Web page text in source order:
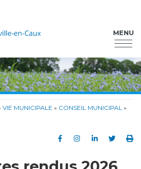
Ourville-en-CauxMENU
VIE MUNICIPALE » CONSEIL MUNICIPAL »
Partager sur
Partager sur
Partager